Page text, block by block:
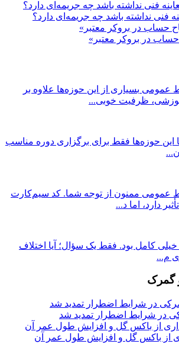
فنی نداشته باشد چه جریمه‌ای دارد؟
حساب در بروکر معتبر»
عمومی بسیاری از این حوزه‌ها علاوه بر
ظرفیت خوبی...
این حوزه‌ها فقط برای برگزاری دوره مناسب
عمومی ممنون از توجه شما. کد سیم‌کارت
دارد، اما د...
کامل بود. فقط یک سؤال؛ آیا اختلاف
م...
گمرک
در شرایط اضطرار تمدید شد
از باکس گل و افزایش طول عمر آن